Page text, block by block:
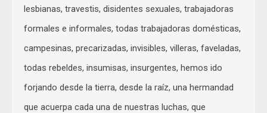
lesbianas, travestis, disidentes sexuales, trabajadoras
formales e informales, todas trabajadoras domésticas,
campesinas, precarizadas, invisibles, villeras, faveladas,
todas rebeldes, insumisas, insurgentes, hemos ido
forjando desde la tierra, desde la raíz, una hermandad
que acuerpa cada una de nuestras luchas, que